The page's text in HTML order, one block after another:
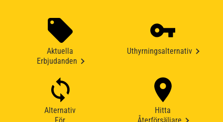
Aktuella
Erbjudanden
Uthyrningsalternativ
Alternativ
Hitta